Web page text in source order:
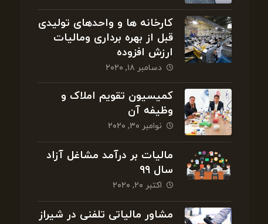
کارخانه ها و واحدهای تولیدی
قبل از بهره برداری ومالیات
ارزش افزوده
دسامبر ۱۸, ۲۰۲۰
کمیسیون تقویم املاک و
وظیفه آن
نوامبر ۳۰, ۲۰۲۰
مالیات بر درآمد مشاغل آزاد
سال ۹۹
اکتبر ۲۰, ۲۰۲۰
مشاور مالیاتی تلفنی در شیراز